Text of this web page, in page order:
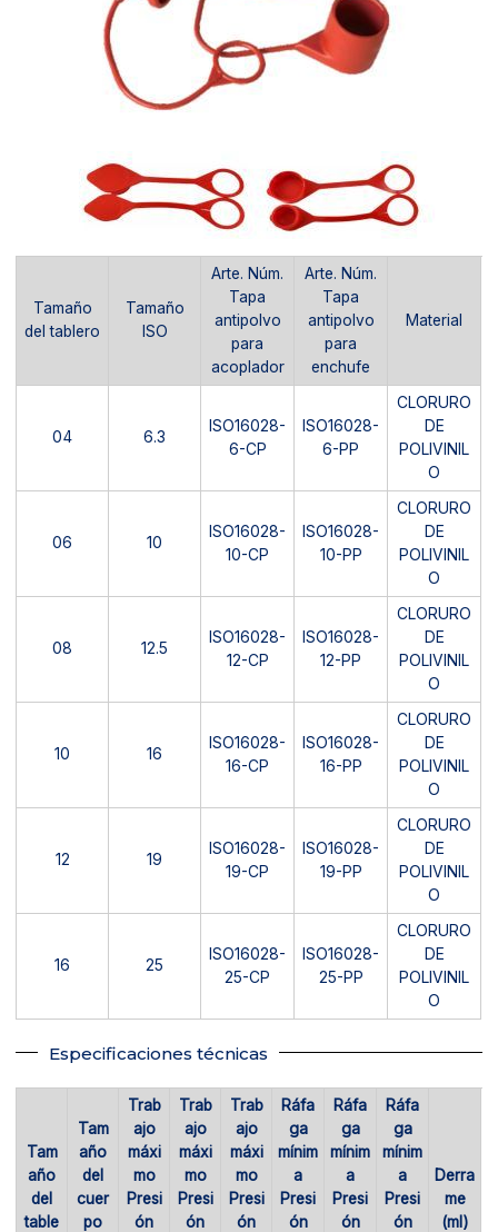
Tamaño
del tablero
Tamaño
ISO
Arte. Núm.
Tapa
antipolvo
para
acoplador
Arte. Núm.
Tapa
antipolvo
para
enchufe
Material
04 6.3
ISO16028-
6-CP
ISO16028-
6-PP
CLORURO
DE
POLIVINIL
O
06 10
ISO16028-
10-CP
ISO16028-
10-PP
CLORURO
DE
POLIVINIL
O
08 12.5
ISO16028-
12-CP
ISO16028-
12-PP
CLORURO
DE
POLIVINIL
O
10 16
ISO16028-
16-CP
ISO16028-
16-PP
CLORURO
DE
POLIVINIL
O
12 19
ISO16028-
19-CP
ISO16028-
19-PP
CLORURO
DE
POLIVINIL
O
16 25
ISO16028-
25-CP
ISO16028-
25-PP
CLORURO
DE
POLIVINIL
O
Especificaciones técnicas
Tam
año
del
table
Tam
año
del
cuer
po
Trab
ajo
máxi
mo
Presi
ón
Trab
ajo
máxi
mo
Presi
ón
Trab
ajo
máxi
mo
Presi
ón
Ráfa
ga
mínim
a
Presi
ón
Ráfa
ga
mínim
a
Presi
ón
Ráfa
ga
mínim
a
Presi
ón
Derra
me
(ml)